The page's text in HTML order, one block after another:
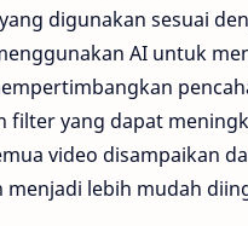
digunakan sesuai
AI untuk
filter yang dapat
video disampaikan
lebih mudah